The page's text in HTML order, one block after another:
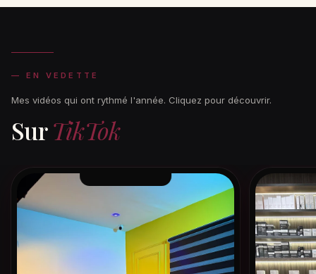
— EN VEDETTE
Mes vidéos qui ont rythmé l'année. Cliquez pour découvrir.
SurTikTok